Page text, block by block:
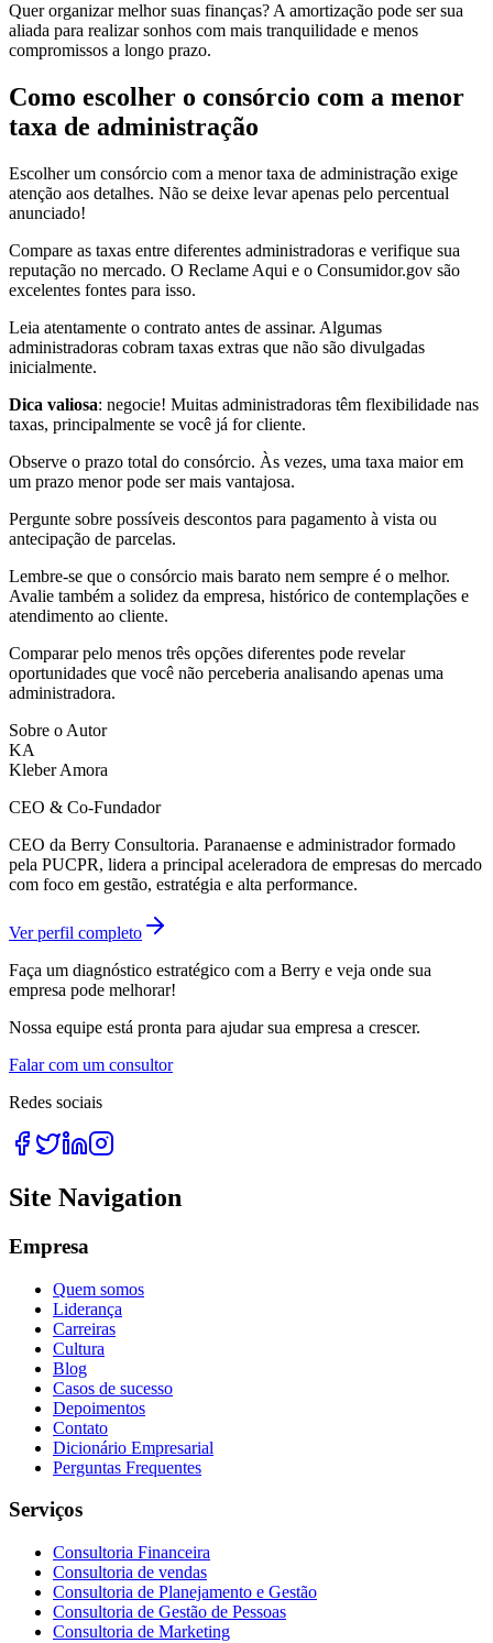
Quer organizar melhor suas finanças? A amortização pode ser sua
aliada para realizar sonhos com mais tranquilidade e menos
compromissos a longo prazo.
Como escolher o consórcio com a menor
taxa de administração
Escolher um consórcio com a menor taxa de administração exige
atenção aos detalhes. Não se deixe levar apenas pelo percentual
anunciado!
Compare as taxas entre diferentes administradoras e verifique sua
reputação no mercado. O Reclame Aqui e o Consumidor.gov são
excelentes fontes para isso.
Leia atentamente o contrato antes de assinar. Algumas
administradoras cobram taxas extras que não são divulgadas
inicialmente.
Dica valiosa: negocie! Muitas administradoras têm flexibilidade nas
taxas, principalmente se você já for cliente.
Observe o prazo total do consórcio. Às vezes, uma taxa maior em
um prazo menor pode ser mais vantajosa.
Pergunte sobre possíveis descontos para pagamento à vista ou
antecipação de parcelas.
Lembre-se que o consórcio mais barato nem sempre é o melhor.
Avalie também a solidez da empresa, histórico de contemplações e
atendimento ao cliente.
Comparar pelo menos três opções diferentes pode revelar
oportunidades que você não perceberia analisando apenas uma
administradora.
Sobre o Autor
KA
Kleber Amora
CEO & Co-Fundador
CEO da Berry Consultoria. Paranaense e administrador formado
pela PUCPR, lidera a principal aceleradora de empresas do mercado
com foco em gestão, estratégia e alta performance.
Ver perfil completo
Faça um diagnóstico estratégico com a Berry e veja onde sua
empresa pode melhorar!
Nossa equipe está pronta para ajudar sua empresa a crescer.
Falar com um consultor
Redes sociais
Site Navigation
Empresa
Quem somos
Liderança
Carreiras
Cultura
Blog
Casos de sucesso
Depoimentos
Contato
Dicionário Empresarial
Perguntas Frequentes
Serviços
Consultoria Financeira
Consultoria de vendas
Consultoria de Planejamento e Gestão
Consultoria de Gestão de Pessoas
Consultoria de Marketing